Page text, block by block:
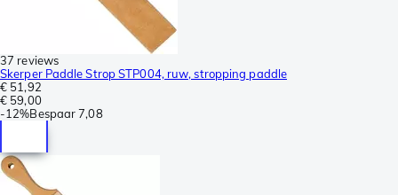
37 reviews
Skerper Paddle Strop STP004, ruw, stropping paddle
€ 51,92
€ 59,00
-12%Bespaar 7,08